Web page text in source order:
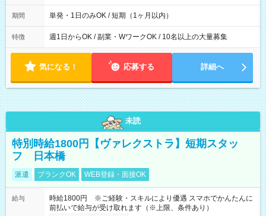
間は 試験により異なります。
期間 単発・1日のみOK / 短期（1ヶ月以内）
特徴 週1日からOK / 副業・WワークOK / 10名以上の大量募集
気になる！ 応募する 詳細へ
未読
特別時給1800円【ヴァレクストラ】短期スタッ
フ 日本橋
派遣 ブランクOK WEB登録・面接OK
給与
時給1800円 ※ご経験・スキルにより優遇 スマホでかんたんに
前払いで給与が受け取れます（※上限、条件あり）